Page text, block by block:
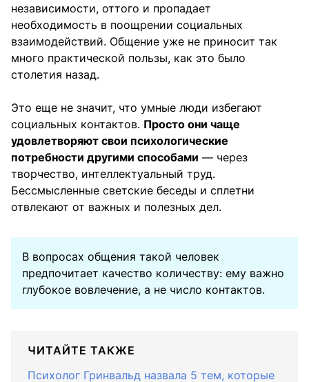
независимости, оттого и пропадает
необходимость в поощрении социальных
взаимодействий. Общение уже не приносит так
много практической пользы, как это было
столетия назад.
Это еще не значит, что умные люди избегают
социальных контактов. Просто они чаще
удовлетворяют свои психологические
потребности другими способами — через
творчество, интеллектуальный труд.
Бессмысленные светские беседы и сплетни
отвлекают от важных и полезных дел.
В вопросах общения такой человек
предпочитает качество количеству: ему важно
глубокое вовлечение, а не число контактов.
ЧИТАЙТЕ ТАКЖЕ
Психолог Гринвальд назвала 5 тем, которые